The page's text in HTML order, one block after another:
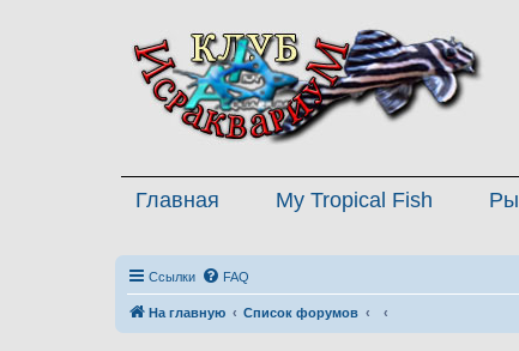
Главная My Tropical Fish
Ссылки FAQ
На главную Список форумов